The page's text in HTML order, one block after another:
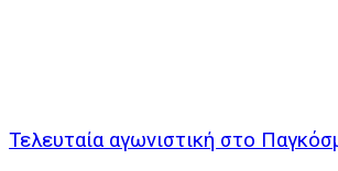
Τελευταία αγωνιστική στο